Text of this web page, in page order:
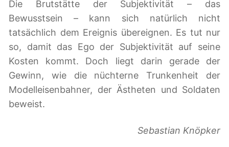
Die Brutstätte der Subjektivität – das
Bewusstsein – kann sich natürlich nicht
tatsächlich dem Ereignis übereignen. Es tut nur
so, damit das Ego der Subjektivität auf seine
Kosten kommt. Doch liegt darin gerade der
Gewinn, wie die nüchterne Trunkenheit der
Modelleisenbahner, der Ästheten und Soldaten
beweist.
Sebastian Knöpker